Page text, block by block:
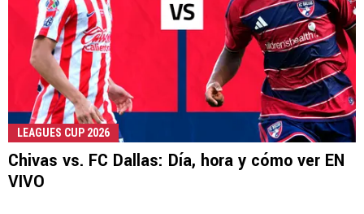
LEAGUES CUP 2026
Chivas vs. FC Dallas: Día, hora y cómo ver EN
VIVO